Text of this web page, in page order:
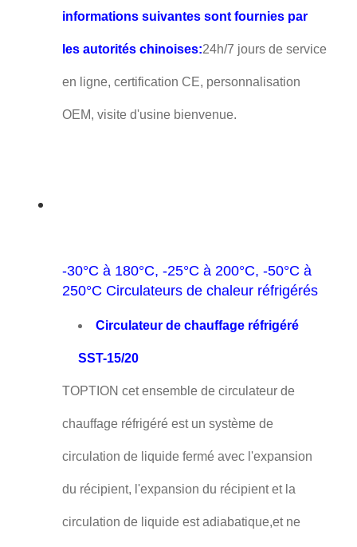
informations suivantes sont fournies par
les autorités chinoises:24h/7 jours de service
en ligne, certification CE, personnalisation
OEM, visite d'usine bienvenue.
-30°C à 180°C, -25°C à 200°C, -50°C à
250°C Circulateurs de chaleur réfrigérés
Circulateur de chauffage réfrigéré
SST-15/20
TOPTION cet ensemble de circulateur de
chauffage réfrigéré est un système de
circulation de liquide fermé avec l'expansion
du récipient, l'expansion du récipient et la
circulation de liquide est adiabatique,et ne